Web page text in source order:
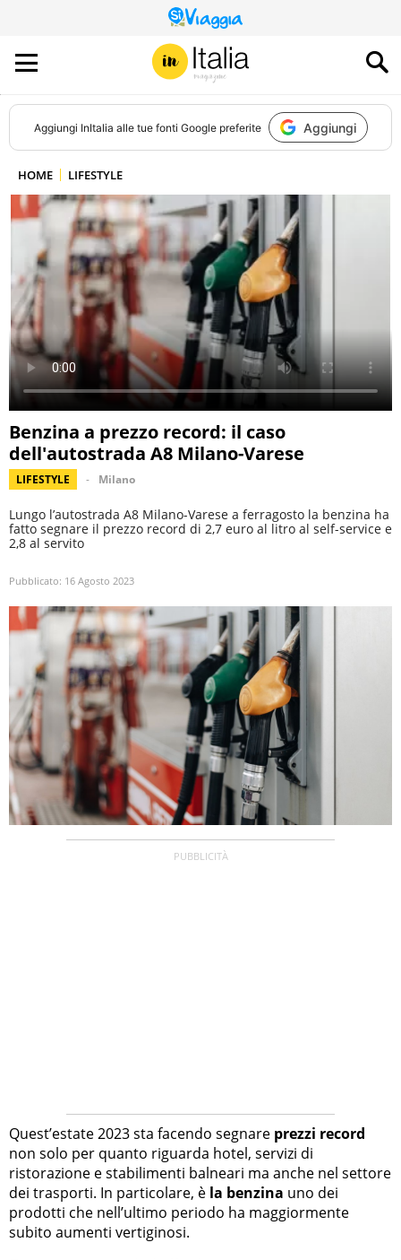
QUESTO
SITO
CONTRIBUISCE
ALL’AUDIENCE
DI
Aggiungi InItalia alle tue fonti Google preferite Aggiungi
HOME LIFESTYLE
Benzina a prezzo record: il caso
dell'autostrada A8 Milano-Varese
LIFESTYLE Milano
Lungo l’autostrada A8 Milano-Varese a ferragosto la benzina ha
fatto segnare il prezzo record di 2,7 euro al litro al self-service e
2,8 al servito
Pubblicato: 16 Agosto 2023
Quest’estate 2023 sta facendo segnare prezzi record
non solo per quanto riguarda hotel, servizi di
ristorazione e stabilimenti balneari ma anche nel settore
dei trasporti. In particolare, è la benzina uno dei
prodotti che nell’ultimo periodo ha maggiormente
subito aumenti vertiginosi.